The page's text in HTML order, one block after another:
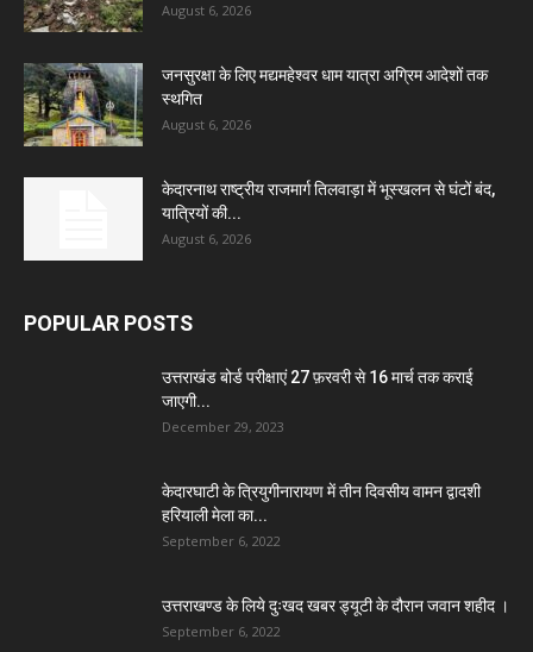
August 6, 2026
जनसुरक्षा के लिए मद्यमहेश्वर धाम यात्रा अग्रिम आदेशों तक
स्थगित
August 6, 2026
केदारनाथ राष्ट्रीय राजमार्ग तिलवाड़ा में भूस्खलन से घंटों बंद,
यात्रियों की...
August 6, 2026
POPULAR POSTS
उत्तराखंड बोर्ड परीक्षाएं 27 फ़रवरी से 16 मार्च तक कराई
जाएगी...
December 29, 2023
केदारघाटी के त्रियुगीनारायण में तीन दिवसीय वामन द्वादशी
हरियाली मेला का...
September 6, 2022
उत्तराखण्ड के लिये दुःखद खबर ड्यूटी के दौरान जवान शहीद ।
September 6, 2022